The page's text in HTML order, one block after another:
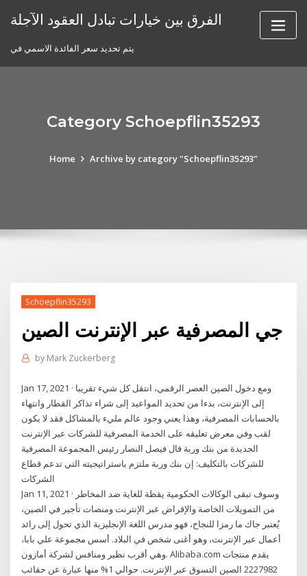
الفرق بين خيارات تبادل العقود الآجلة
يتم تحديد سعر الفائدة الاسمي في
Category Schoepflin35293
Home Archive by category "Schoepflin35293"
Schoepflin35293
جي المصرفية عبر الإنترنت الصين
by Mark Zuckerberg
Jan 17, 2021 · ومع دخول الصين العصر الرقمي، انتقل كل شيء تقريبا
إلى الإنترنت، بدءا من تحديد المواعيد إلى شراء تذاكر القطار وانتهاء
بالحسابات المصرفية، وهذا يعني وجود عالم مليء بالمشاكل فقد لا يكون
لقب وفي معرض تعليقه على الخدمة المصرفية للشركات عبر الإنترنت
الجديدة من بنك وربة قال فيصل النصار رئيس المجموعة المصرفية
للشركات بالتكليف: إن بنك وربة ملتزم باستراتيجيته التي تدعم قطاع
الشركات
Jan 11, 2021 · وسوف تبقى الوكالات الحكومية يقظة للغاية ضد المخاطر
من التمويلات الخاصة والإقراض عبر الإنترنت ومنصات تأجير في الصين،
يُعتبر جاك ما رمزا للنجاح، فهو مدرس اللغة الإنجليزية الذي تحول إلى رائد
أعمال عبر الإنترنت، وهو أغنى شخص في البلاد. أسس مجموعة علي بابا،
وهي أقرب نظير ومنافس لشركة أمازون. Alibaba.com يقدم منتجات
2227982 الصين التسوق عبر الإنترنت. حوالي 1% منها عبارة عن حقائب